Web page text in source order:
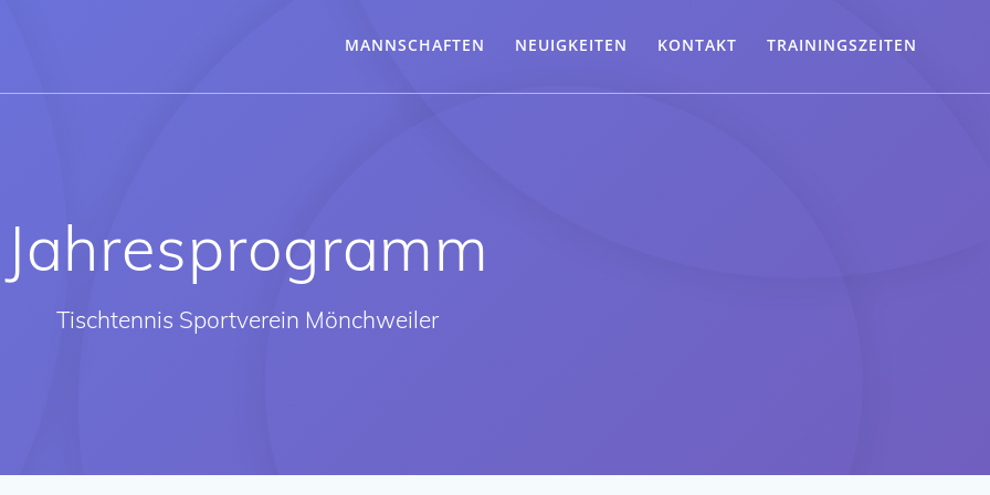
MANNSCHAFTEN NEUIGKEITEN KONTAKT TRAININGSZEITEN
Jahresprogramm
Tischtennis Sportverein Mönchweiler